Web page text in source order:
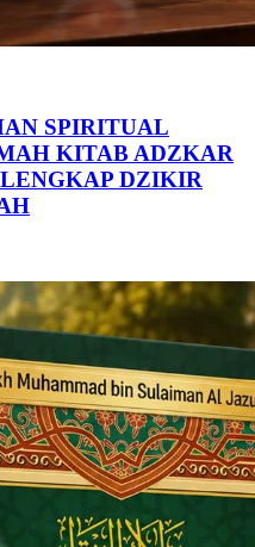
SPIRITUAL
KITAB ADZKAR
DZIKIR